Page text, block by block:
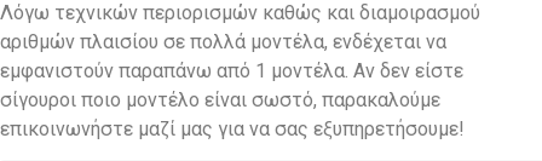
Λόγω τεχνικών περιορισμών καθώς και διαμοιρασμού
αριθμών πλαισίου σε πολλά μοντέλα, ενδέχεται να
εμφανιστούν παραπάνω από 1 μοντέλα. Αν δεν είστε
σίγουροι ποιο μοντέλο είναι σωστό, παρακαλούμε
επικοινωνήστε μαζί μας για να σας εξυπηρετήσουμε!